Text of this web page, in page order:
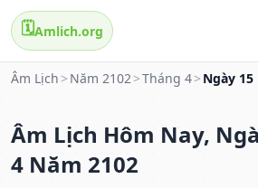
🗓️Amlich.org
Âm Lịch > Năm 2102>Tháng 4> Ngày 15
Âm Lịch Hôm Nay,
4 Năm 2102